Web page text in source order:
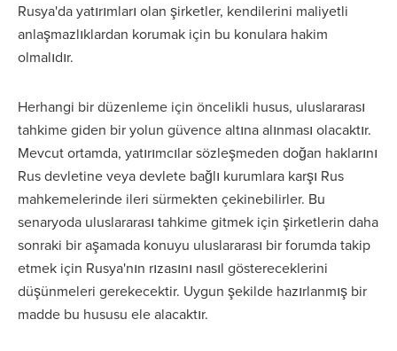
Rusya'da yatırımları olan şirketler, kendilerini maliyetli
anlaşmazlıklardan korumak için bu konulara hakim
olmalıdır.
Herhangi bir düzenleme için öncelikli husus, uluslararası
tahkime giden bir yolun güvence altına alınması olacaktır.
Mevcut ortamda, yatırımcılar sözleşmeden doğan haklarını
Rus devletine veya devlete bağlı kurumlara karşı Rus
mahkemelerinde ileri sürmekten çekinebilirler. Bu
senaryoda uluslararası tahkime gitmek için şirketlerin daha
sonraki bir aşamada konuyu uluslararası bir forumda takip
etmek için Rusya'nın rızasını nasıl göstereceklerini
düşünmeleri gerekecektir. Uygun şekilde hazırlanmış bir
madde bu hususu ele alacaktır.